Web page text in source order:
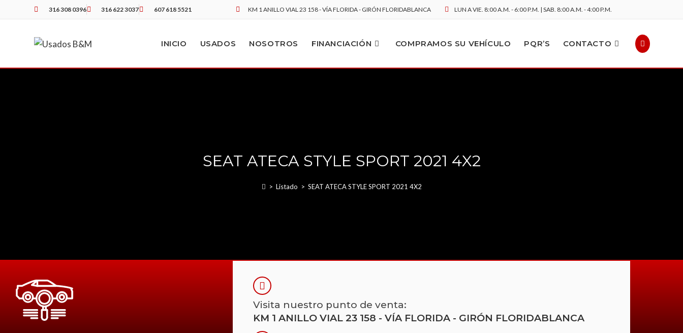
316 308 0396 316 622 3037 607 618 5521 KM 1 ANILLO VIAL 23 158 - VÍA FLORIDA - GIRÓN FLORIDABLANCA LUN A VIE. 8:00 A.M. - 6:00 P.M. | SAB. 8:00 A.M. - 4:00 P.M.
INICIO USADOS NOSOTROS FINANCIACIÓN COMPRAMOS SU VEHÍCULO PQR’S CONTACTO
SEAT ATECA STYLE SPORT 2021 4X2
> Listado > SEAT ATECA STYLE SPORT 2021 4X2
Visita nuestro punto de venta:
KM 1 ANILLO VIAL 23 158 - VÍA FLORIDA - GIRÓN FLORIDABLANCA